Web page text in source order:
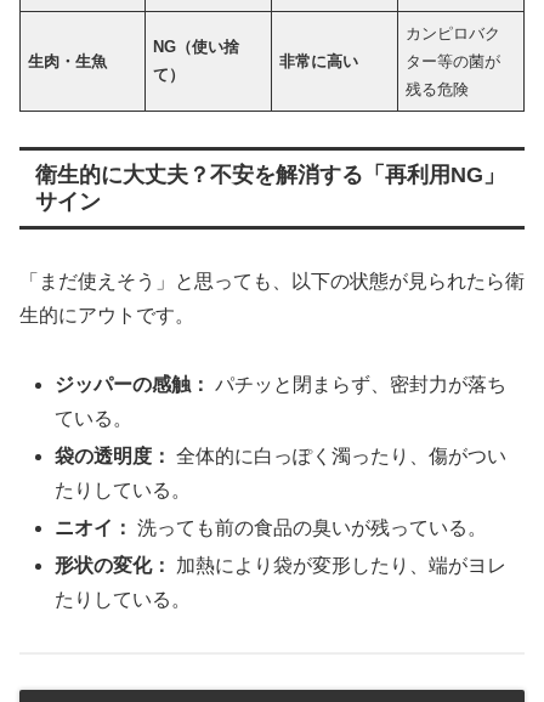
生肉・生魚
NG（使い捨
て）
非常に高い
カンピロバク
ター等の菌が
残る危険
衛生的に大丈夫？不安を解消する「再利用NG」
サイン
「まだ使えそう」と思っても、以下の状態が見られたら衛
生的にアウトです。
ジッパーの感触： パチッと閉まらず、密封力が落ち
ている。
袋の透明度： 全体的に白っぽく濁ったり、傷がつい
たりしている。
ニオイ： 洗っても前の食品の臭いが残っている。
形状の変化：
加熱により袋が変形したり、端がヨレ
たりしている。